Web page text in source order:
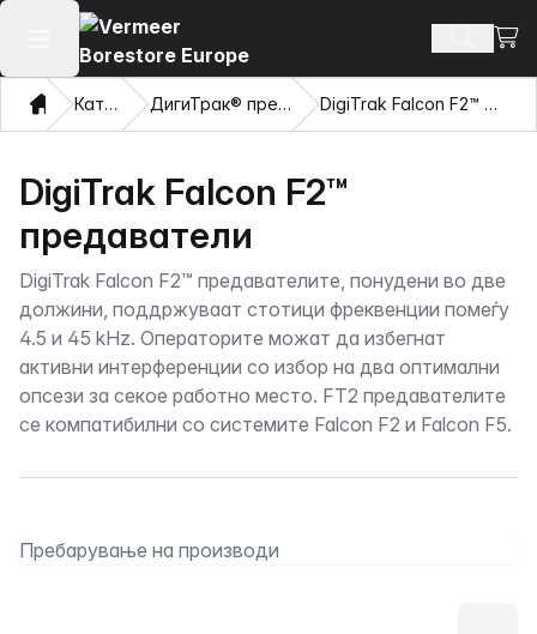
Отвори го главното мени
Дома Каталог ДигиТрак® предаватели DigiTrak Falcon F2™ предаватели
DigiTrak Falcon F2™
предаватели
DigiTrak Falcon F2™ предавателите, понудени во две
должини, поддржуваат стотици фреквенции помеѓу
4.5 и 45 kHz. Операторите можат да избегнат
активни интерференции со избор на два оптимални
опсези за секое работно место. FT2 предавателите
се компатибилни со системите Falcon F2 и Falcon F5.